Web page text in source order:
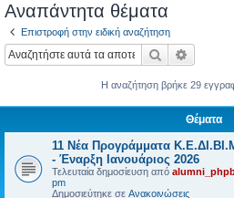
Αναπάντητα θέματα
Επιστροφή στην ειδική αναζήτηση
Αναζήτηση
Η αναζήτηση βρήκε 29
Θέματα
11 Νέα Προγράμματα
- Έναρξη Ιανουάριος 2026
Τελευταία δημοσίευση από
pm
Δημοσιεύτηκε σε Ανακοινώσεις